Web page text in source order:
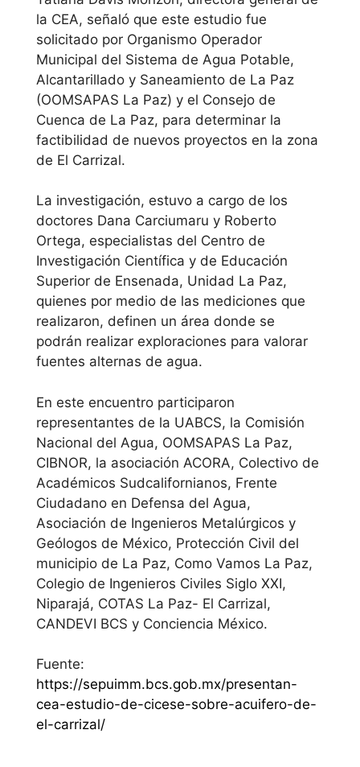
la CEA, señaló que este estudio fue
solicitado por Organismo Operador
Municipal del Sistema de Agua Potable,
Alcantarillado y Saneamiento de La Paz
(OOMSAPAS La Paz) y el Consejo de
Cuenca de La Paz, para determinar la
factibilidad de nuevos proyectos en la zona
de El Carrizal.
La investigación, estuvo a cargo de los
doctores Dana Carciumaru y Roberto
Ortega, especialistas del Centro de
Investigación Científica y de Educación
Superior de Ensenada, Unidad La Paz,
quienes por medio de las mediciones que
realizaron, definen un área donde se
podrán realizar exploraciones para valorar
fuentes alternas de agua.
En este encuentro participaron
representantes de la UABCS, la Comisión
Nacional del Agua, OOMSAPAS La Paz,
CIBNOR, la asociación ACORA, Colectivo de
Académicos Sudcalifornianos, Frente
Ciudadano en Defensa del Agua,
Asociación de Ingenieros Metalúrgicos y
Geólogos de México, Protección Civil del
municipio de La Paz, Como Vamos La Paz,
Colegio de Ingenieros Civiles Siglo XXI,
Niparajá, COTAS La Paz- El Carrizal,
CANDEVI BCS y Conciencia México.
Fuente:
https://sepuimm.bcs.gob.mx/presentan-
cea-estudio-de-cicese-sobre-acuifero-de-
el-carrizal/